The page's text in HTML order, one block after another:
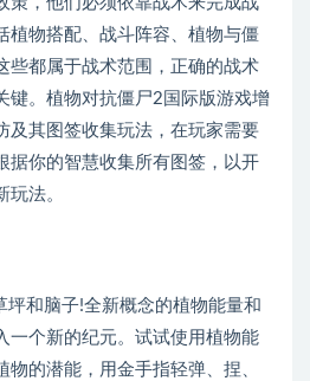
植物搭配、战斗阵容、植物与僵
些都属于战术范围，正确的战术
键。植物对抗僵尸2国际版游戏增
及其图签收集玩法，在玩家需要
据你的智慧收集所有图签，以开
玩法。
坪和脑子!全新概念的植物能量和
一个新的纪元。试试使用植物能
的潜能，用金手指轻弹、捏、